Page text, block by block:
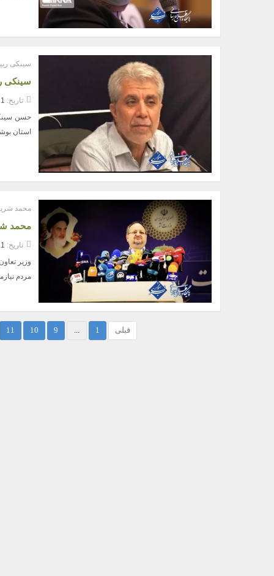
سینکی
سینکی
تاریخ: 11
حسن
استان
محمد
محمد
تاریخ: 11
وزیر
مردم
قبلی 1
9
10
11